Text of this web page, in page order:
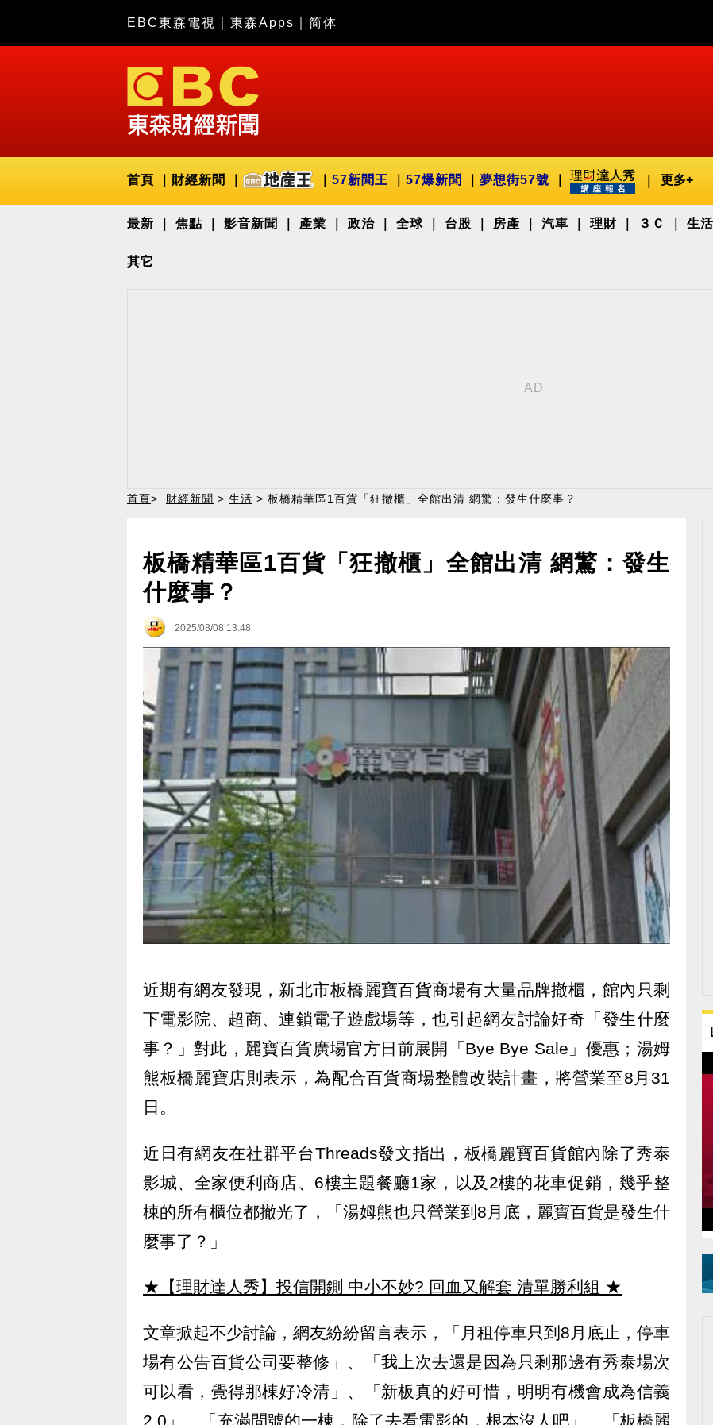
EBC東森電視 東森Apps 简体
首頁 財經新聞 57新聞王 57爆新聞 夢想街57號 更多+
最新 焦點 影音新聞 產業 政治 全球 台股 房產 汽車 理財 ３Ｃ 生活
其它
首頁> 財經新聞 > 生活 > 板橋精華區1百貨「狂撤櫃」全館出清 網驚：發生什麼事？
板橋精華區1百貨「狂撤櫃」全館出清 網驚：發生
什麼事？
2025/08/08 13:48
近期有網友發現，新北市板橋麗寶百貨商場有大量品牌撤櫃，館內只剩
下電影院、超商、連鎖電子遊戲場等，也引起網友討論好奇「發生什麼
事？」對此，麗寶百貨廣場官方日前展開「Bye Bye Sale」優惠；湯姆
熊板橋麗寶店則表示，為配合百貨商場整體改裝計畫，將營業至8月31
日。
近日有網友在社群平台Threads發文指出，板橋麗寶百貨館內除了秀泰
影城、全家便利商店、6樓主題餐廳1家，以及2樓的花車促銷，幾乎整
棟的所有櫃位都撤光了，「湯姆熊也只營業到8月底，麗寶百貨是發生什
麼事了？」
★【理財達人秀】投信開鍘 中小不妙? 回血又解套 清單勝利組 ★
文章掀起不少討論，網友紛紛留言表示，「月租停車只到8月底止，停車
場有公告百貨公司要整修」、「我上次去還是因為只剩那邊有秀泰場次
可以看，覺得那棟好冷清」、「新板真的好可惜，明明有機會成為信義
2.0」、「充滿問號的一棟，除了去看電影的，根本沒人吧」、「板橋麗